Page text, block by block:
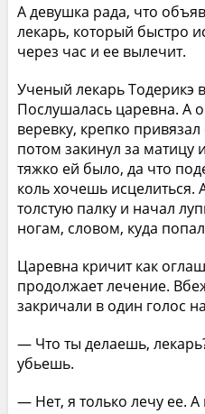
А девушка рада, что
лекарь, который быстро
через час и ее вылечит.
Ученый лекарь Тодерикэ
Послушалась царевна. А
веревку, крепко
потом закинул за матицу
тяжко ей было, да что
коль хочешь исцелиться.
толстую палку и начал
ногам, словом, куда
Царевна кричит как
продолжает лечение.
закричали в один голос
— Что ты делаешь,
убьешь.
— Нет, я только лечу ее.